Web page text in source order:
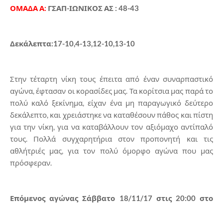
ΟΜΑΔΑ Α: ΓΣΑΠ-ΙΩΝΙΚΟΣ ΑΣ : 48-43
Δεκάλεπτα:17-10,4-13,12-10,13-10
Στην τέταρτη νίκη τους έπειτα από έναν συναρπαστικό
αγώνα, έφτασαν οι κορασίδες μας. Τα κορίτσια μας παρά το
πολύ καλό ξεκίνημα, είχαν ένα μη παραγωγικό δεύτερο
δεκάλεπτο, και χρειάστηκε να καταθέσουν πάθος και πίστη
για την νίκη, για να καταβάλλουν τον αξιόμαχο αντίπαλό
τους. Πολλά συγχαρητήρια στον προπονητή και τις
αθλήτριές μας, για τον πολύ όμορφο αγώνα που μας
πρόσφεραν.
Επόμενος αγώνας Σάββατο 18/11/17 στις 20:00 στο